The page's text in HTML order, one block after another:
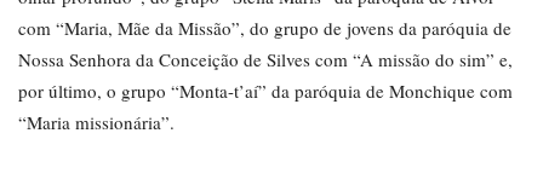
com “Maria, Mãe da Missão”, do grupo de jovens da paróquia de
Nossa Senhora da Conceição de Silves com “A missão do sim” e,
por último, o grupo “Monta-t’aí” da paróquia de Monchique com
“Maria missionária”.